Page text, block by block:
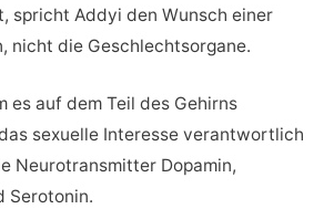
spricht Addyi den Wunsch einer
nicht die Geschlechtsorgane.
es auf dem Teil des Gehirns
sexuelle Interesse verantwortlich
Neurotransmitter Dopamin,
Serotonin.